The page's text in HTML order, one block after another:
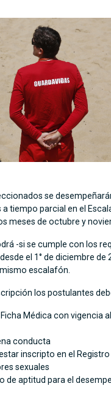
se
tiempo parcial en el
meses de octubre y
-si se cumple con los
el 1° de diciembre de
escalafón.
los postulantes
Médica con vigencia
conducta
inscripto en el Registro
sexuales
de aptitud para el